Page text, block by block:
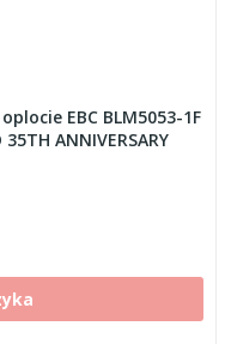
EBC BLM5053-1F
ANNIVERSARY